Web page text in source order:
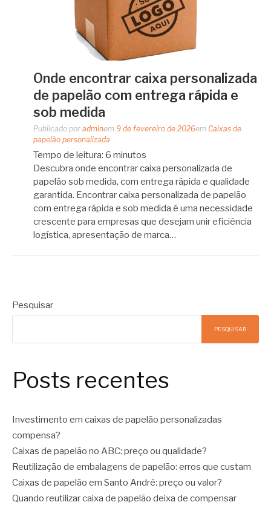
Onde encontrar caixa personalizada
de papelão com entrega rápida e
sob medida
Publicado por adminem 9 de fevereiro de 2026em Caixas de
papelão personalizada
Tempo de leitura: 6 minutos
Descubra onde encontrar caixa personalizada de
papelão sob medida, com entrega rápida e qualidade
garantida. Encontrar caixa personalizada de papelão
com entrega rápida e sob medida é uma necessidade
crescente para empresas que desejam unir eficiência
logística, apresentação de marca…
Pesquisar
PESQUISAR
Posts recentes
Investimento em caixas de papelão personalizadas
compensa?
Caixas de papelão no ABC: preço ou qualidade?
Reutilização de embalagens de papelão: erros que custam
Caixas de papelão em Santo André: preço ou valor?
Quando reutilizar caixa de papelão deixa de compensar